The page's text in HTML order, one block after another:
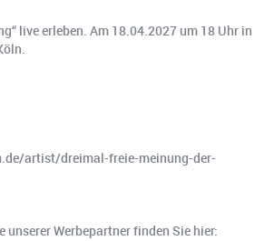
live erleben. Am 18.04.2027 um 18 Uhr in
artist/dreimal-freie-meinung-der-
unserer Werbepartner finden Sie hier: